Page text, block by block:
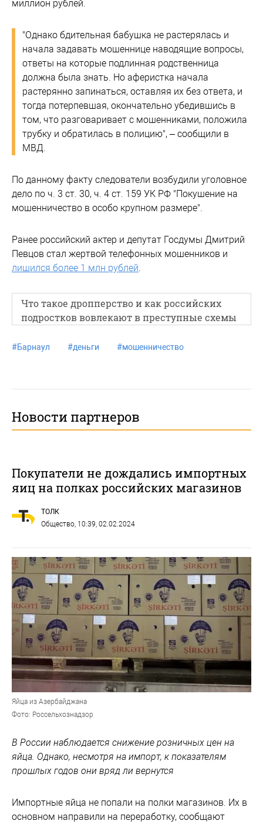
миллион рублей.
"Однако бдительная бабушка не растерялась и
начала задавать мошеннице наводящие вопросы,
ответы на которые подлинная родственница
должна была знать. Но аферистка начала
растерянно запинаться, оставляя их без ответа, и
тогда потерпевшая, окончательно убедившись в
том, что разговаривает с мошенниками, положила
трубку и обратилась в полицию", – сообщили в
МВД.
По данному факту следователи возбудили уголовное
дело по ч. 3 ст. 30, ч. 4 ст. 159 УК РФ "Покушение на
мошенничество в особо крупном размере".
Ранее российский актер и депутат Госдумы Дмитрий
Певцов стал жертвой телефонных мошенников и
лишился более 1 млн рублей.
Что такое дропперство и как российских
подростков вовлекают в преступные схемы
#Барнаул #деньги #мошенничество
Новости партнеров
Покупатели не дождались импортных
яиц на полках российских магазинов
ТОЛК
Общество, 10:39, 02.02.2024
Яйца из Азербайджана
Фото: Россельхознадзор
В России наблюдается снижение розничных цен на
яйца. Однако, несмотря на импорт, к показателям
прошлых годов они вряд ли вернутся
Импортные яйца не попали на полки магазинов. Их в
основном направили на переработку, сообщают